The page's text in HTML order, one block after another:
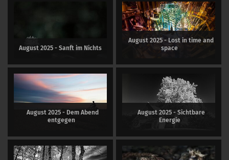
August 2025 - Sanft im Nichts
August 2025 - Lost in time and
space
August 2025 - Dem Abend
entgegen
August 2025 - Sichtbare
Energie